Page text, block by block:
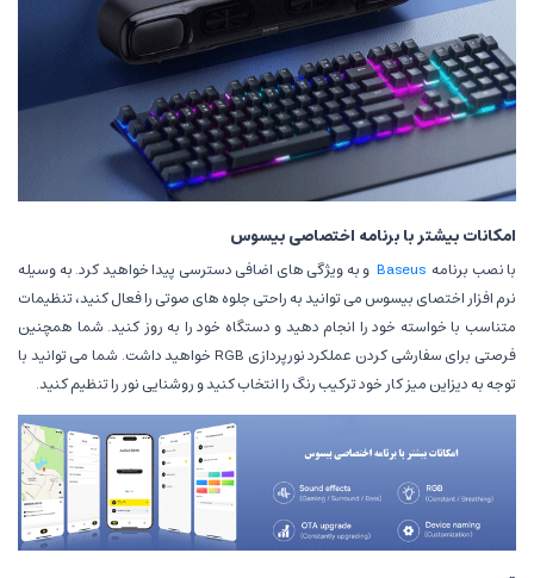
امکانات بیشتر با برنامه اختصاصی بیسوس
با نصب برنامه Baseus و به ویژگی های اضافی دسترسی پیدا خواهید کرد. به وسیله
نرم افزار اختصای بیسوس می توانید به راحتی جلوه های صوتی را فعال کنید، تنظیمات
متناسب با خواسته خود را انجام دهید و دستگاه خود را به روز کنید. شما همچنین
فرصتی برای سفارشی کردن عملکرد نورپردازی RGB خواهید داشت. شما می توانید با
توجه به دیزاین میز کار خود ترکیب رنگ را انتخاب کنید و روشنایی نور را تنظیم کنید.